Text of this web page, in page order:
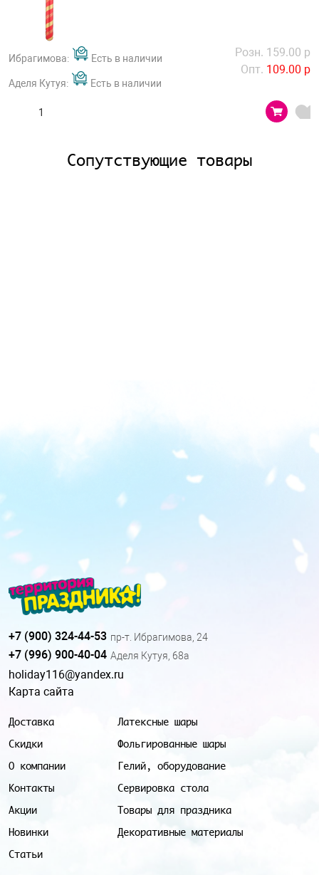
Ибрагимова: Есть в наличии
Аделя Кутуя: Есть в наличии
Розн. 159.00 р
Опт. 109.00 р
Сопутствующие товары
Доставка
Скидки
О компании
Контакты
Акции
Новинки
Статьи
Латексные шары
Фольгированные шары
Гелий, оборудование
Сервировка стола
Товары для праздника
Декоративные материалы
+7 (900) 324-44-53 пр-т. Ибрагимова, 24
+7 (996) 900-40-04 Аделя Кутуя, 68а
holiday116@yandex.ru
Карта сайта